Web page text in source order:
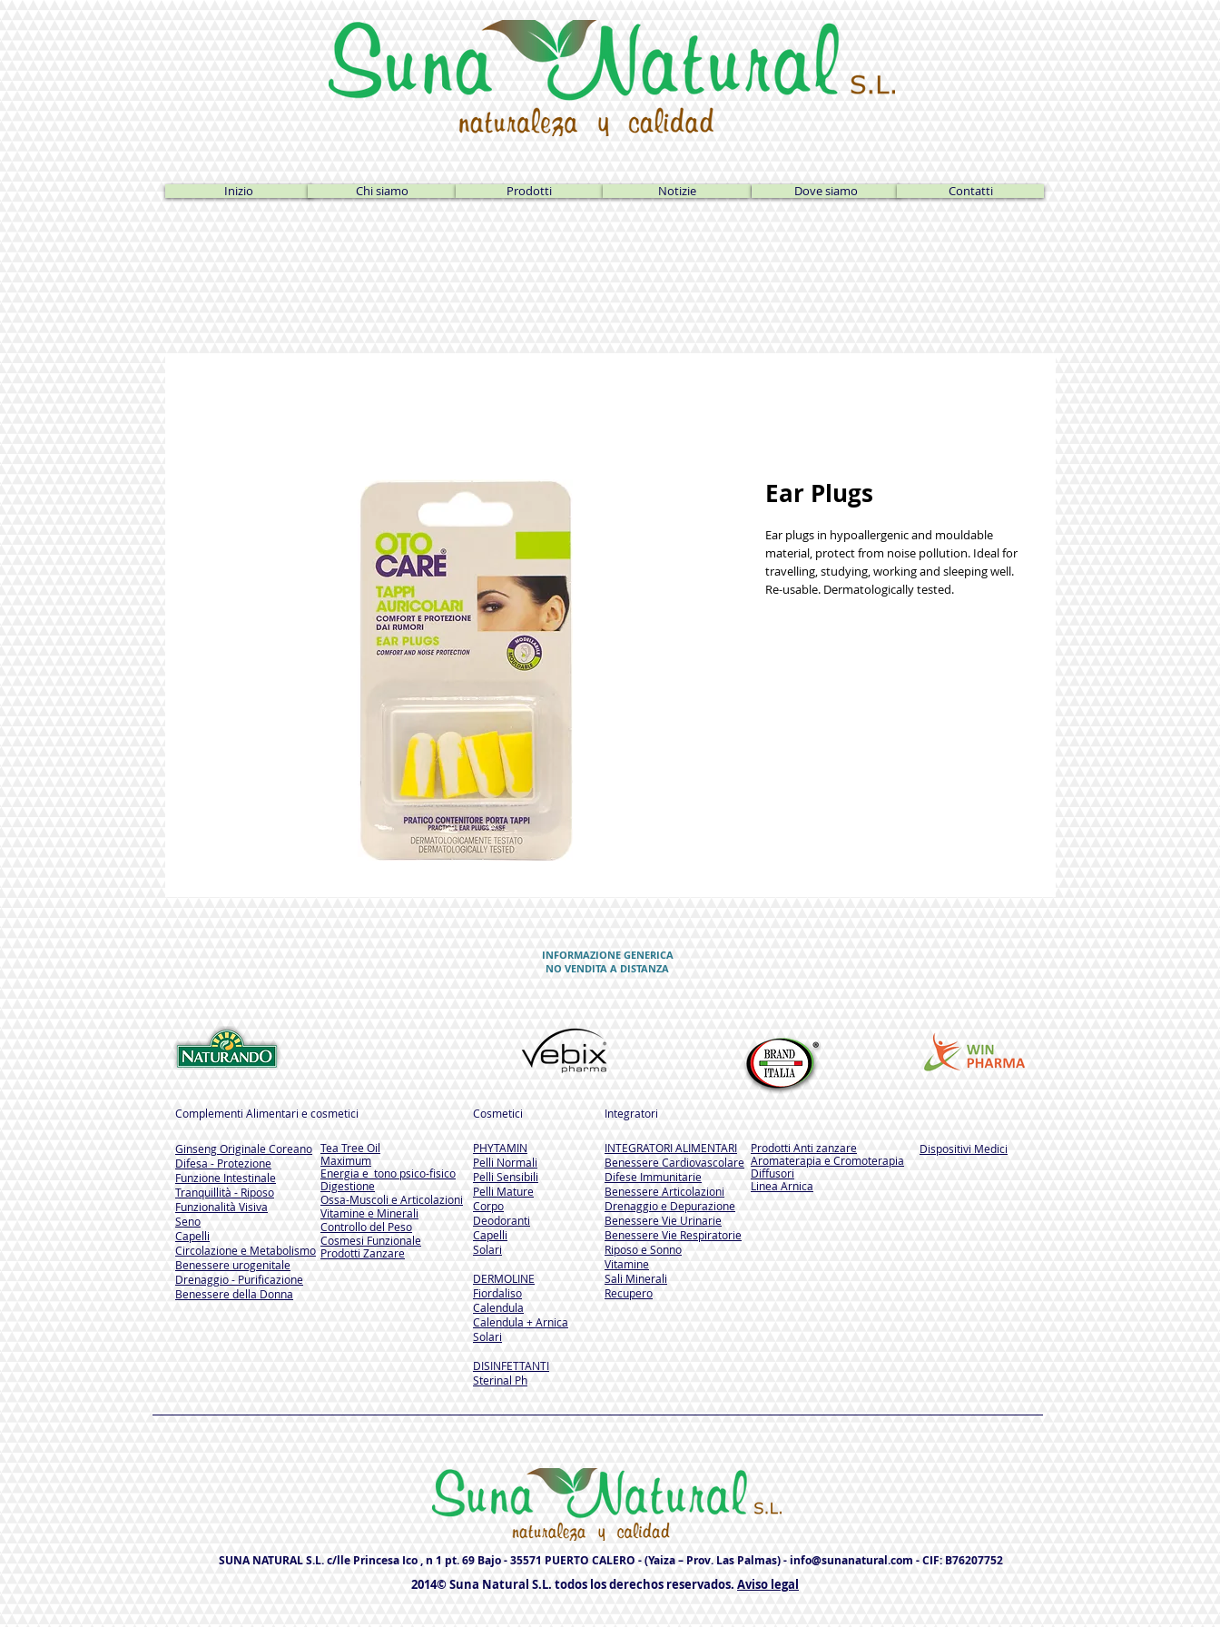
Inizio Chi siamo Prodotti Notizie Dove siamo Contatti
Ear Plugs
Ear plugs in hypoallergenic and mouldable
material, protect from noise pollution. Ideal for
travelling, studying, working and sleeping well.
Re-usable. Dermatologically tested.
INFORMAZIONE GENERICA
NO VENDITA A DISTANZA
Complementi Alimentari e cosmetici
Ginseng Originale Coreano
Difesa - Protezione
Funzione Intestinale
Tranquillità - Riposo
Funzionalità Visiva
Seno
Capelli
Circolazione e Metabolismo
Benessere urogenitale
Drenaggio - Purificazione
Benessere della Donna
Tea Tree Oil
Maximum
Energia e tono psico-fisico
Digestione
Ossa-Muscoli e Articolazioni
Vitamine e Minerali
Controllo del Peso
Cosmesi Funzionale
Prodotti Zanzare
Cosmetici Integratori
PHYTAMIN
Pelli Normali
Pelli Sensibili
Pelli Mature
Corpo
Deodoranti
Capelli
Solari
DERMOLINE
Fiordaliso
Calendula
Calendula + Arnica
Solari
DISINFETTANTI
Sterinal Ph​
INTEGRATORI ALIMENTARI
Benessere Cardiovascolare
Difese Immunitarie
Benessere Articolazioni
Drenaggio e Depurazione
Benessere Vie Urinarie
Benessere Vie Respiratorie
Riposo e Sonno
Vitamine
Sali Minerali
Recupero
Prodotti Anti zanzare
Aromaterapia e Cromoterapia
Diffusori
Linea Arnica
Dispositivi Medici
SUNA NATURAL S.L. c/lle Princesa Ico , n 1 pt. 69 Bajo - 35571 PUERTO CALERO - (Yaiza – Prov. Las Palmas) -info@sunanatural.com - CIF: B76207752
2014© Suna Natural S.L. todos los derechos reservados. Aviso legal